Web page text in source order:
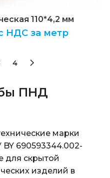
110*4,2 мм
НДС за метр
4
ПНД
марки
690593344.002-
для скрытой
изделий в